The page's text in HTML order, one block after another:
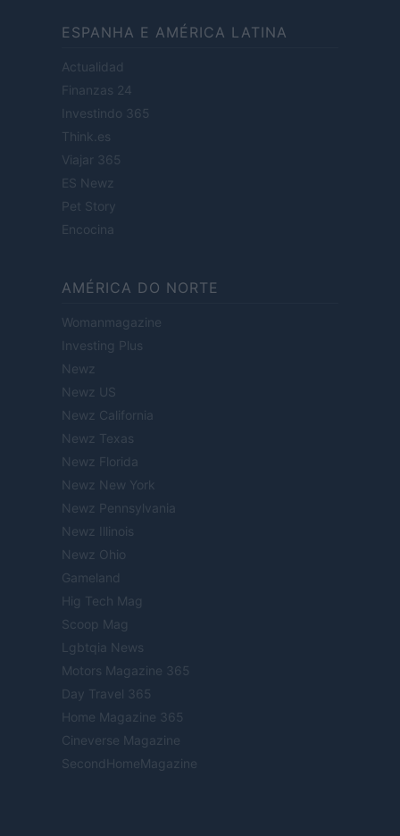
ESPANHA E AMÉRICA LATINA
Actualidad
Finanzas 24
Investindo 365
Think.es
Viajar 365
ES Newz
Pet Story
Encocina
AMÉRICA DO NORTE
Womanmagazine
Investing Plus
Newz
Newz US
Newz California
Newz Texas
Newz Florida
Newz New York
Newz Pennsylvania
Newz Illinois
Newz Ohio
Gameland
Hig Tech Mag
Scoop Mag
Lgbtqia News
Motors Magazine 365
Day Travel 365
Home Magazine 365
Cineverse Magazine
SecondHomeMagazine